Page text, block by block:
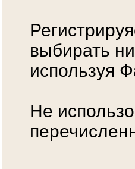
выбирать
используя
Не